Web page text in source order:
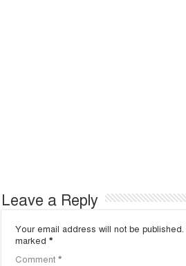
Leave a Reply
Your email address will not be published.
marked*
Comment*